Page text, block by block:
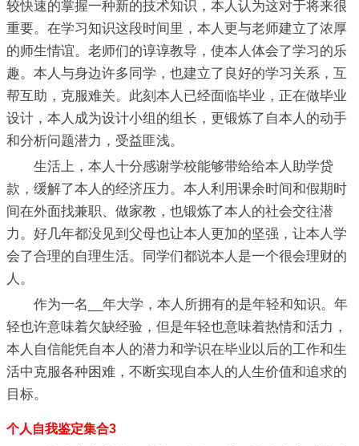
较快速的掌握一种新的技术知识，本人认为这对于将来很
重要。在学习知识这段时间里，本人更与老师建立了浓厚
的师生情谊。老师们的谆谆教导，使本人体会了学习的乐
趣。本人与身边许多同学，也建立了良好的学习关系，互
帮互助，克服难关。此刻本人已经面临毕业，正在做毕业
设计，本人成为设计小组的组长，更锻炼了自本人的动手
和分析问题潜力，受益匪浅。
生活上，本人十分感谢学校能够带给给本人助学贷
款，缓解了本人的经济压力。本人利用课余时间和假期时
间在外面找兼职、做家教，也锻炼了本人的社会交往潜
力。好几年都没见到父母也让本人更加的坚强，让本人学
会了合理的自理生活。同学们都说本人是一个很会理财的
人。
作为一名__年大学，本人所拥有的是年轻和知识。年
轻也许意味着欠缺经验，但是年轻也意味着热情和活力，
本人自信能凭自本人的潜力和学识在毕业以后的工作和生
活中克服各种困难，不断实现自本人的人生价值和追求的
目标。
个人自我鉴定集合3